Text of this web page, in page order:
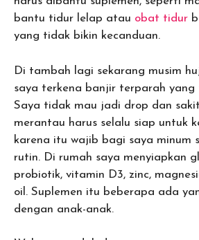
bantu tidur lelap atau obat tidur
yang tidak bikin kecanduan.
Di tambah lagi sekarang musim
saya terkena banjir terparah
Saya tidak mau jadi drop dan
merantau harus selalu siap untuk
karena itu wajib bagi saya minum
rutin. Di rumah saya menyiapkan
probiotik, vitamin D3, zinc,
oil. Suplemen itu beberapa ada
dengan anak-anak.